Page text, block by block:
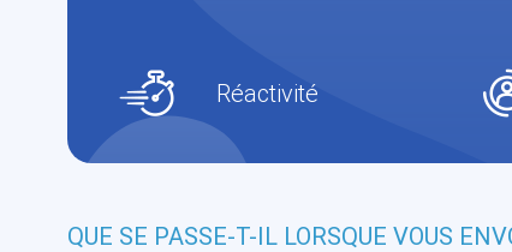
Réactivité
QUE SE PASSE-T-IL LORSQUE VOUS